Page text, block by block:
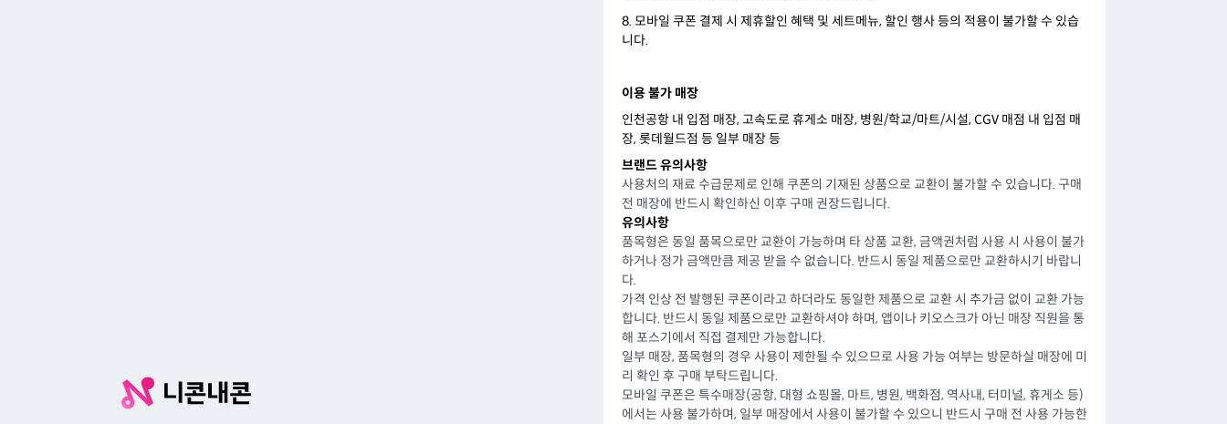
8. 모바일 쿠폰 결제 시 제휴할인 혜택 및 세트메뉴, 할인 행사 등의 적용이 불가할 수 있습
니다.
이용 불가 매장
인천공항 내 입점 매장, 고속도로 휴게소 매장, 병원/학교/마트/시설, CGV 매점 내 입점 매
장, 롯데월드점 등 일부 매장 등
브랜드 유의사항
사용처의 재료 수급문제로 인해 쿠폰의 기재된 상품으로 교환이 불가할 수 있습니다. 구매
전 매장에 반드시 확인하신 이후 구매 권장드립니다.
유의사항
품목형은 동일 품목으로만 교환이 가능하며 타 상품 교환, 금액권처럼 사용 시 사용이 불가
하거나 정가 금액만큼 제공 받을 수 없습니다. 반드시 동일 제품으로만 교환하시기 바랍니
다.
가격 인상 전 발행된 쿠폰이라고 하더라도 동일한 제품으로 교환 시 추가금 없이 교환 가능
합니다. 반드시 동일 제품으로만 교환하셔야 하며, 앱이나 키오스크가 아닌 매장 직원을 통
해 포스기에서 직접 결제만 가능합니다.
일부 매장, 품목형의 경우 사용이 제한될 수 있으므로 사용 가능 여부는 방문하실 매장에 미
리 확인 후 구매 부탁드립니다.
모바일 쿠폰은 특수매장(공항, 대형 쇼핑몰, 마트, 병원, 백화점, 역사내, 터미널, 휴게소 등)
에서는 사용 불가하며, 일부 매장에서 사용이 불가할 수 있으니 반드시 구매 전 사용 가능한